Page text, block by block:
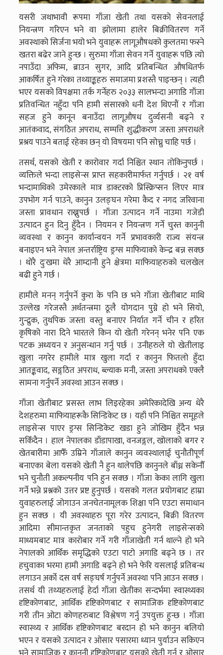
यसरी जथाभावी रूपमा गाँजा खेती तथा यसको सेवनलाई
नियन्त्रण गरिएन भने वा झोलामा हालेर बिक्रीवितरण गर्ने
अवस्थाको सिर्जना भयो भने युवाहरू लागूऔषधको कुलतमा फस्ने
खतरा बढेर जाने हुन्छ । सुरुमा गाँजा सेवन गर्ने युवाहरू पछि त्यो
नपाउँदा अफिम, ब्राउन सुगर, आदि प्रतिबन्धित औषधितर्फ
आकर्षित हुने गरेका तथ्याङ्कहरु समाजमा प्रशस्तै पाइन्छन् । त्यही
भएर यसको विपक्षमा तर्क गर्नेहरु २०३३ सालभन्दा अगाडि गाँजा
प्रतिवन्धित नहुँदा पनि हामी संसारको धनी देश थिएनौं र गाँजा
सहज हुने कानून बनाउँदा लागूऔषध दुर्व्यसनी बढ्ने र
आतंकवाद, संगठित अपराध, सम्पत्ति शुद्धीकरण जस्ता अपराधले
प्रश्रय पाउने बताई रहेका छन् यो विषयमा पनि सोच्नु चाहि पर्छ ।
तसर्थ, यसको खेती र कारोवार गर्दा निश्चित स्थान तोकिनुपर्छ ।
व्यक्तिले भन्दा लाइसेन्स प्राप्त सहकारीमार्फत गर्नुपर्छ । २१ वर्ष
भन्दामाथिको उमेरकाले मात्र डाक्टरको प्रिस्क्रिप्सन लिएर मात्र
उपभोग गर्न पाउने, कानुन उलङ्घन गरेमा कैद र नगद जरिवाना
जस्ता प्रावधान राख्नुपर्छ । गाँजा उत्पादन गर्ने नाउमा गजेडी
उत्पादन हुन दिनु हुँदैन । नियमन र नियन्त्रण गर्ने चुस्त कानुनी
व्यवस्था र कानुन कार्यान्वयन गर्ने प्रभावकारी राज्य संयन्त्र
बनाइएन भने नेपाल अन्तर्राष्ट्रिय ड्रग्स माफियाको केन्द्र बन्न सक्छ
। थोरै दुःखमा धेरै आम्दानी हुने क्षेत्रमा माफियाहरुको चलखेल
बढी हुने गर्छ ।
हामीले मनन् गर्नुपर्ने कुरा के पनि छ भने गाँजा खेतीबाट माथि
उल्लेख गरेजस्तै अर्थतन्त्रमा ठूलै योगदान पुग्ने हो भने सियो,
गुन्द्रुक, तुथपिक जस्ता वस्तु बनाएर निर्यात गर्ने चीन र हरित
कृषिको नारा दिने भारतले किन यो खेती गरेनन् भनेर पनि एक
पटक अध्ययन र अनुसन्धान गर्नु पर्छ । उनीहरुले यो खेतीलाइ
खुला नगरेर हामीले मात्र खुला गर्दा र कानुन फितलो हुँदा
आतङ्कवाद, सङ्गठित अपराध, ब्ल्याक मनी, जस्ता अपराधको एक्लै
सामना गर्नुपर्ने अवस्था आउन सक्छ ।
गाँजा खेतीबाट प्रसस्त लाभ लिइरहेका अमेरिकादेखि अन्य धेरै
देशहरुमा माफियाहरूकै सिन्डिकेट छ । यहाँ पनि निश्चित समूहले
लाइसेन्स पाएर ड्रग्स सिन्डिकेट खडा हुने जोखिम हुँदैन भन्न
सकिँदैन । हाल नेपालका डाँडापाखा, वनजङ्गल, खोलाको बगर र
खेतबारीमा आफैँ उम्रिने गाँजाले कानुन व्यवस्थालाई चुनौतीपूर्ण
बनाएका बेला यसको खेती नै हुन थालेपछि कानुनले बाँध्न सकेनौँ
भने चुनौती अकल्पनीय पनि हुन सक्छ । गाँजा केका लागि खुला
गर्ने भन्ने प्रश्नको उत्तर प्रष्ट हुनुपर्छ । यसको गलत प्रयोगबाट हाम्रा
युवाहरुलाई जोगाउन जनचेतनामूलक शिक्षा पनि एउटा समाधान
हुन सक्छ । यी अवस्थाहरु पूरा गरेर उत्पादन, बिक्री वितरण
आदिमा सीमान्तकृत जनताको पहुच हुनेगरी लाइसेन्सको
माध्यमबाट मात्र कारोबार गर्ने गरी गाँजाखेती गर्न थाल्ने हो भने
नेपालको आर्थिक समृद्धिको एउटा पाटो अगाडि बढ्ने छ । तर
हचुवाका भरमा हामी अगाडि बढ्ने हो भने फेरि यसलाई प्रतिबन्ध
लगाउन अर्को दस वर्ष सङ्घर्ष गर्नुपर्ने अवस्था पनि आउन सक्छ ।
तसर्थ यी तथ्यहरुलाई हेर्दा गाँजा खेतीका सन्दर्भमा स्वास्थ्यका
दृष्टिकोणबाट, आर्थिक दृष्टिकोणबाट र सामाजिक दृष्टिकोणबाट
गरी तीन ओटा कोणहरुबाट विश्लेषण गर्नु उपयुक्त हुन्छ । गाँजा
स्वास्थ्य र आर्थिक दृष्टिकोणबाट बरदान हो भने कानुन बलियो
भएन र यसको उत्पादन र ओसार पसारमा ध्यान पुर्याउन सकिएन